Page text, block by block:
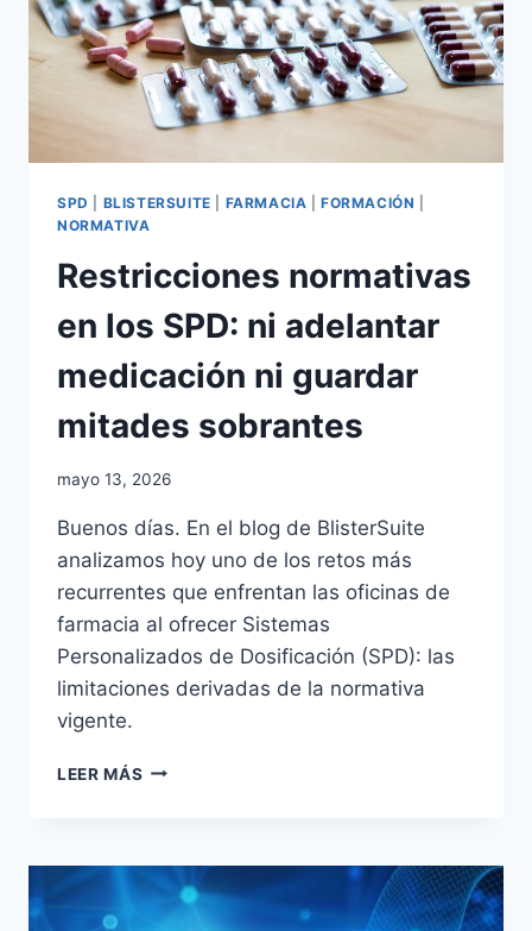
SPD BLISTERSUITE FARMACIA |FORMACIÓN
NORMATIVA
Restricciones normativas
en los SPD: ni adelantar
medicación ni guardar
mitades sobrantes
Por
mayo 13, 2026
Buenos días. En el blog de BlisterSuite
analizamos hoy uno de los retos más
recurrentes que enfrentan las oficinas de
farmacia al ofrecer Sistemas
Personalizados de Dosificación (SPD): las
limitaciones derivadas de la normativa
vigente.
LEER MÁS RESTRICCIONES
SPD:
NI
ADELANTAR